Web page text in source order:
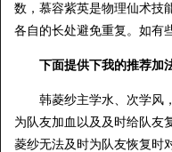
数，慕容紫英是物理仙术技
各自的长处避免重复。如有
下面提供下我的推荐加
韩菱纱主学水、次学风，
为队友加血以及及时给队友
菱纱无法及时为队友恢复时